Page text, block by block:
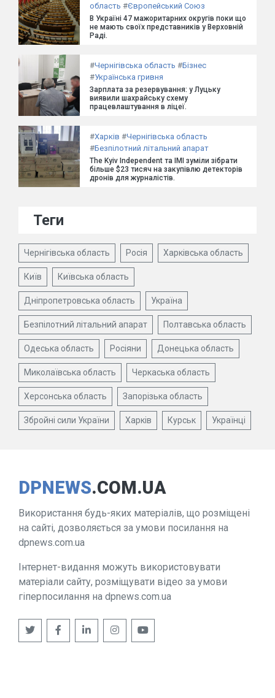
область #Європейський Союз
В Україні 47 мажоритарних округів поки що
не мають своїх представників у Верховній
Раді.
#Чернігівська область #Бізнес
#Українська гривня
Зарплата за резервування: у Луцьку
виявили шахрайську схему
працевлаштування в ліцеї.
#Харків #Чернігівська область
#Безпілотний літальний апарат
The Kyiv Independent та ІМІ зуміли зібрати
більше $23 тисяч на закупівлю детекторів
дронів для журналістів.
Теги
Чернігівська область Росія Харківська область
Київ Київська область
Дніпропетровська область Україна
Безпілотний літальний апарат Полтавська область
Одеська область Росіяни Донецька область
Миколаївська область Черкаська область
Херсонська область Запорізька область
Збройні сили України Харків Курськ Українці
DPNEWS.COM.UA
Використання будь-яких матеріалів, що розміщені
на сайті, дозволяється за умови посилання на
dpnews.com.ua
Інтернет-видання можуть використовувати
матеріали сайту, розміщувати відео за умови
гіперпосилання на dpnews.com.ua